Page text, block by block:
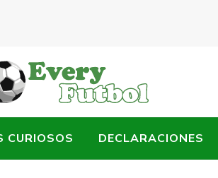
CURIOSOS DECLARACIONES